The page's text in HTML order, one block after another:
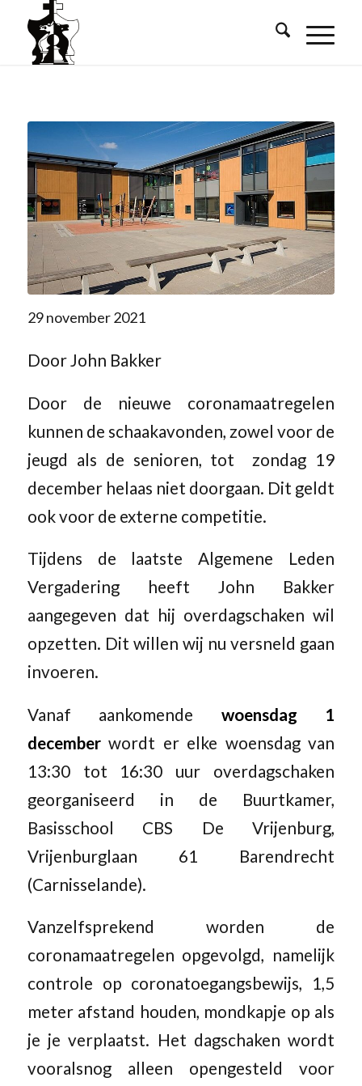
29 november 2021
Door John Bakker
Door de nieuwe coronamaatregelen
kunnen de schaakavonden, zowel voor de
jeugd als de senioren, tot zondag 19
december helaas niet doorgaan. Dit geldt
ook voor de externe competitie.
Tijdens de laatste Algemene Leden
Vergadering heeft John Bakker
aangegeven dat hij overdagschaken wil
opzetten. Dit willen wij nu versneld gaan
invoeren.
Vanaf aankomende woensdag 1
decemberwordt er elke woensdag van
13:30 tot 16:30 uur overdagschaken
georganiseerd in de Buurtkamer,
Basisschool CBS De Vrijenburg,
Vrijenburglaan 61 Barendrecht
(Carnisselande).
Vanzelfsprekend worden de
coronamaatregelen opgevolgd, namelijk
controle op coronatoegangsbewijs, 1,5
meter afstand houden, mondkapje op als
je je verplaatst. Het dagschaken wordt
vooralsnog alleen opengesteld voor